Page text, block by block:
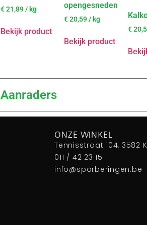
€21,89 / kg
Bekijk product
opengesneden
€20,59 / kg
Bekijk product
€
Aanraders
ONZE WINKEL
Tennisstraat 104, 3582
011 / 42 23 15
info@sparberingen.be